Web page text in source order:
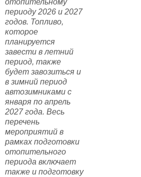
отопительному
периоду 2026 и 2027
годов. Топливо,
которое
планируется
завести в летний
период, также
будет завозиться и
в зимний период
автозимниками с
января по апрель
2027 года. Весь
перечень
мероприятий в
рамках подготовки
отопительного
периода включает
также и подготовку